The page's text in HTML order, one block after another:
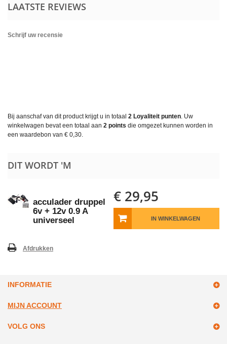
LAATSTE REVIEWS
Schrijf uw recensie
Bij aanschaf van dit product krijgt u in totaal 2 Loyaliteit punten. Uw
winkelwagen bevat een totaal aan 2 points die omgezet kunnen worden in
een waardebon van € 0,30.
DIT WORDT 'M
acculader druppel
6v + 12v 0.9 A
universeel
€ 29,95
IN WINKELWAGEN
Afdrukken
INFORMATIE
MIJN ACCOUNT
VOLG ONS